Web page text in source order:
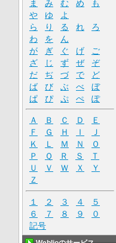
ま
み む め
も
や
ゆ
よ
ら
り る れ
ろ
わ
を
ん
が
ぎ ぐ げ
ご
ざ
じ ず ぜ
ぞ
だ
ぢ づ で
ど
ば
び ぶ べ
ぼ
ぱ
ぴ ぷ ぺ ぽ
Ａ Ｂ Ｃ Ｄ
Ｅ
Ｆ
Ｇ Ｈ Ｉ
Ｊ
Ｋ
Ｌ Ｍ Ｎ
Ｏ
Ｐ
Ｑ Ｒ Ｓ
Ｔ
Ｕ
Ｖ Ｗ Ｘ
Ｙ
Ｚ
１ ２ ３ ４
５
６
７ ８ ９
０
記号